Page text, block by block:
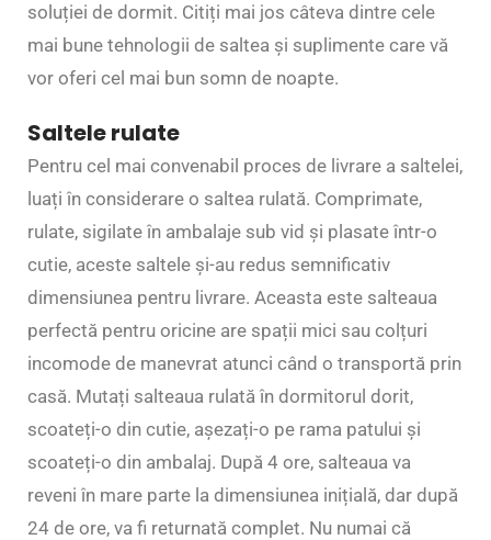
soluției de dormit. Citiți mai jos câteva dintre cele
mai bune tehnologii de saltea și suplimente care vă
vor oferi cel mai bun somn de noapte.
Saltele rulate
Pentru cel mai convenabil proces de livrare a saltelei,
luați în considerare o saltea rulată. Comprimate,
rulate, sigilate în ambalaje sub vid și plasate într-o
cutie, aceste saltele și-au redus semnificativ
dimensiunea pentru livrare. Aceasta este salteaua
perfectă pentru oricine are spații mici sau colțuri
incomode de manevrat atunci când o transportă prin
casă. Mutați salteaua rulată în dormitorul dorit,
scoateți-o din cutie, așezați-o pe rama patului și
scoateți-o din ambalaj. După 4 ore, salteaua va
reveni în mare parte la dimensiunea inițială, dar după
24 de ore, va fi returnată complet. Nu numai că